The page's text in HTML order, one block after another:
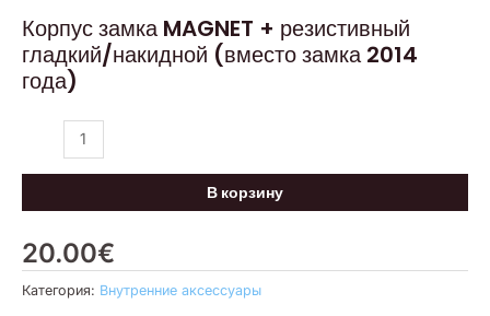
Корпус замка MAGNET + резистивный
гладкий/накидной (вместо замка 2014
года)
20.00€
В корзину
Категория: Внутренние аксессуары